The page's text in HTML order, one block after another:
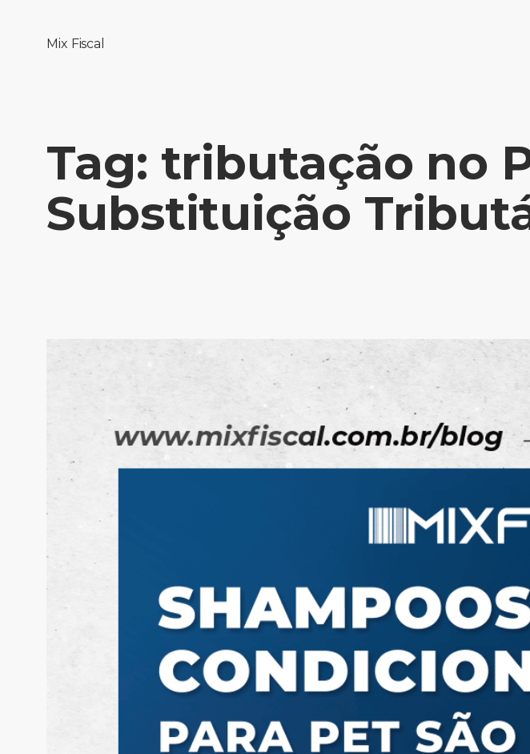
Mix Fiscal
Tag: tributação no
Substituição